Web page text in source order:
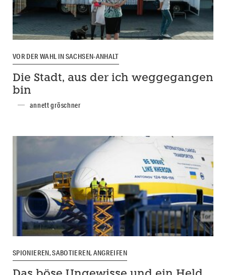
VOR DER WAHL IN SACHSEN-ANHALT
Die Stadt, aus der ich weggegangen
bin
annett gröschner
SPIONIEREN, SABOTIEREN, ANGREIFEN